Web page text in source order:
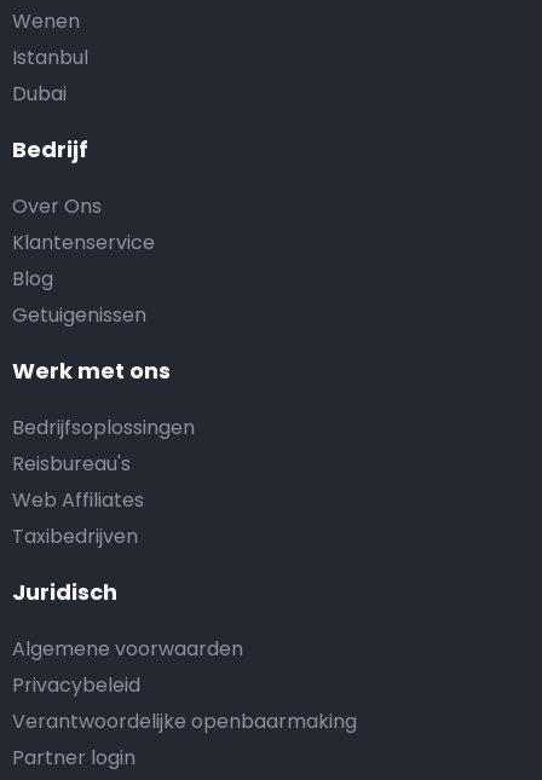
Bedrijf
Over Ons
Klantenservice
Blog
Getuigenissen
Werk met ons
Bedrijfsoplossingen
Reisbureau's
Web Affiliates
Taxibedrijven
Juridisch
Algemene voorwaarden
Privacybeleid
Verantwoordelijke openbaarmaking
Partner login
Wenen
Istanbul
Dubai